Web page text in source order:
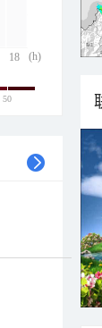
18
(h)
50